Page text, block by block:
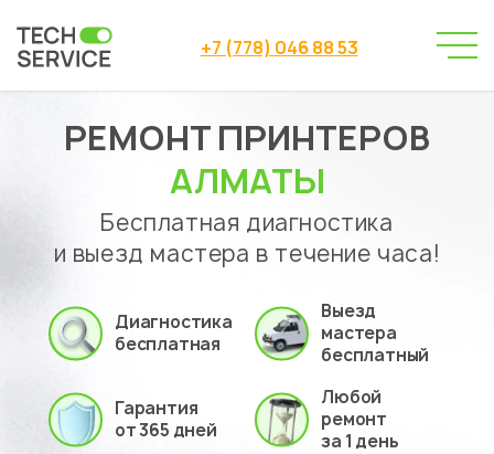
+7 (778) 046 88 53
Сервисный центр → Ремонт принтеров
РЕМОНТ ПРИНТЕРОВ
АЛМАТЫ
Бесплатная диагностика
и выезд мастера в течение часа!
Диагностика
бесплатная
Выезд
мастера
бесплатный
Гарантия
от 365 дней
Любой
ремонт
за 1 день